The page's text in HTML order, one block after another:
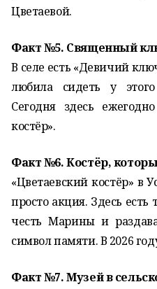
Цветаевой.
Факт №5. Священный
В селе есть «Девичий
любила сидеть у
Сегодня здесь
костёр».
Факт №6. Костёр,
«Цветаевский костёр» в
просто акция. Здесь
честь Марины и
символ памяти. В 2026
Факт №7. Музей в